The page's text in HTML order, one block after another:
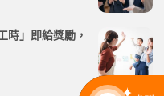
時」即給獎勵，